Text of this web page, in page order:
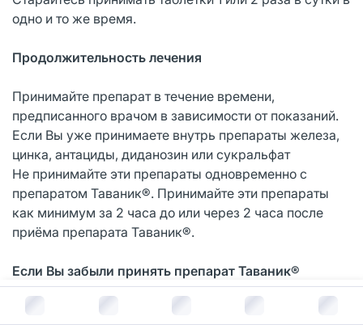
В корзину за руб.
одно и то же время.
Продолжительность лечения
Принимайте препарат в течение времени,
предписанного врачом в зависимости от показаний.
Если Вы уже принимаете внутрь препараты железа,
цинка, антациды, диданозин или сукральфат
Не принимайте эти препараты одновременно с
препаратом Таваник®. Принимайте эти препараты
как минимум за 2 часа до или через 2 часа после
приёма препарата Таваник®.
Если Вы забыли принять препарат Таваник®
Если Вы забыли принять дозу, примите её, как только